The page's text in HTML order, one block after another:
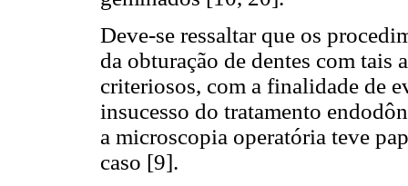
Deve-se ressaltar que os
da obturação de dentes com tais
criteriosos, com a finalidade de
insucesso do tratamento
a microscopia operatória teve
caso [9].